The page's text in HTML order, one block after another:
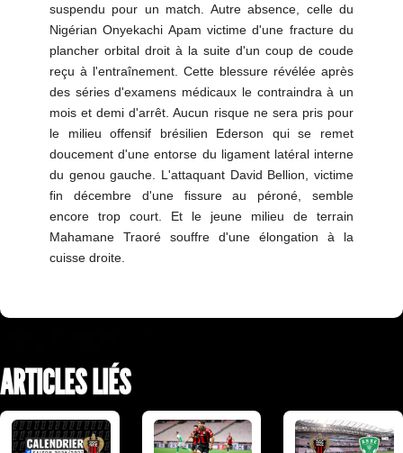
suspendu pour un match. Autre absence, celle du
Nigérian Onyekachi Apam victime d'une fracture du
plancher orbital droit à la suite d'un coup de coude
reçu à l'entraînement. Cette blessure révélée après
des séries d'examens médicaux le contraindra à un
mois et demi d'arrêt. Aucun risque ne sera pris pour
le milieu offensif brésilien Ederson qui se remet
doucement d'une entorse du ligament latéral interne
du genou gauche. L'attaquant David Bellion, victime
fin décembre d'une fissure au péroné, semble
encore trop court. Et le jeune milieu de terrain
Mahamane Traoré souffre d'une élongation à la
cuisse droite.
ARTICLES LIÉS